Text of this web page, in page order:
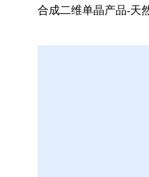
合成二维单晶产品-天